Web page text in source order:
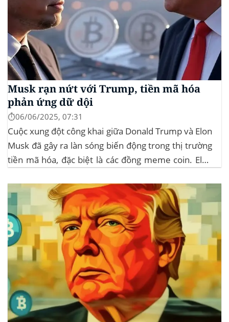
Musk rạn nứt với Trump, tiền mã hóa
phản ứng dữ dội
⏱️06/06/2025, 07:31
Cuộc xung đột công khai giữa Donald Trump và Elon
Musk đã gây ra làn sóng biến động trong thị trường
tiền mã hóa, đặc biệt là các đồng meme coin. Elon
Government Efficiency) và chỉ trích dự luật “Big
Beautiful Bill” của Trump,...